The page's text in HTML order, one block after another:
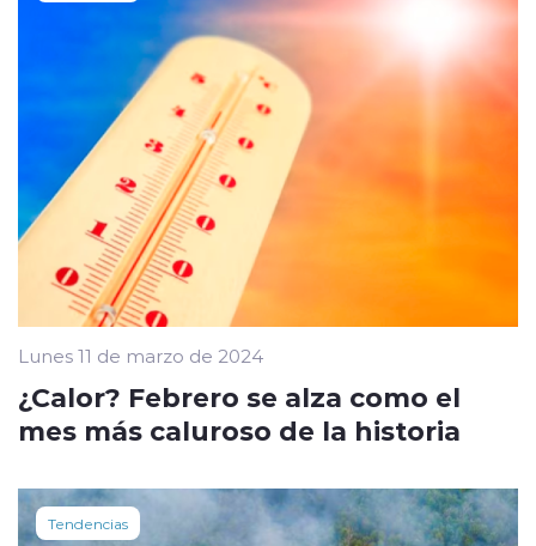
Lunes 11 de marzo de 2024
¿Calor? Febrero se alza como el
mes más caluroso de la historia
Tendencias